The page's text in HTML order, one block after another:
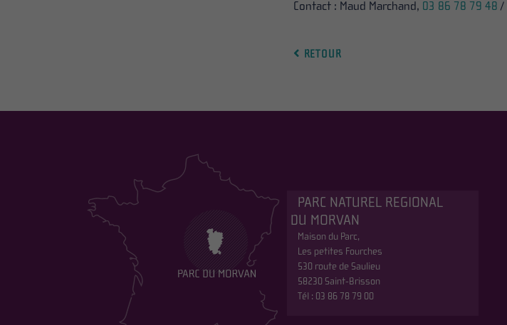
Contact : Maud Marchand, 03 86 78 79 48 /
RETOUR
PARC NATUREL REGIONAL
DU MORVAN
Maison du Parc,
Les petites Fourches
530 route de Saulieu
58230 Saint-Brisson
Tél : 03 86 78 79 00